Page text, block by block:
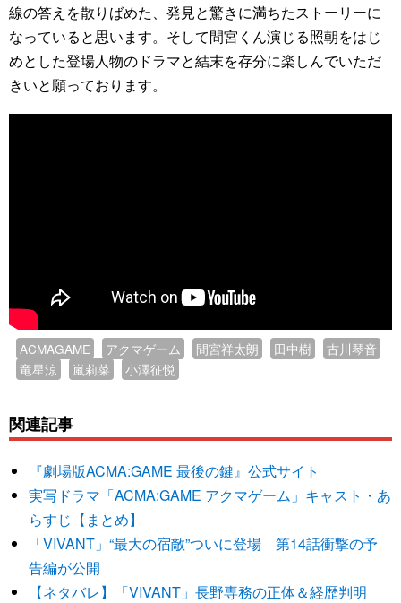
線の答えを散りばめた、発見と驚きに満ちたストーリーに
なっていると思います。そして間宮くん演じる照朝をはじ
めとした登場人物のドラマと結末を存分に楽しんでいただ
きいと願っております。
ACMAGAME アクマゲーム 間宮祥太朗 田中樹
古川琴音
竜星涼
嵐莉菜 小澤征悦
関連記事
『劇場版ACMA:GAME 最後の鍵』公式サイト
実写ドラマ「ACMA:GAME アクマゲーム」キャスト・あ
らすじ【まとめ】
「VIVANT」“最大の宿敵”ついに登場 第14話衝撃の予
告編が公開
【ネタバレ】「VIVANT」長野専務の正体＆経歴判明